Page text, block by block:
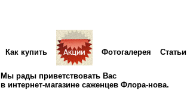
Как купить Фотогалерея Статьи
Мы рады приветствовать Вас
в интернет-магазине саженцев Флора-нова.